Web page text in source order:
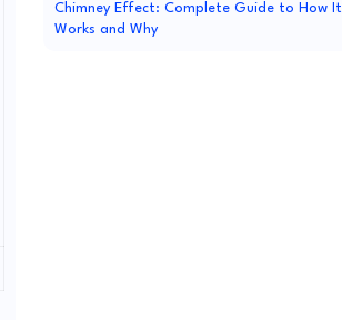
Chimney Effect: Complete Guide to How It
Works and Why